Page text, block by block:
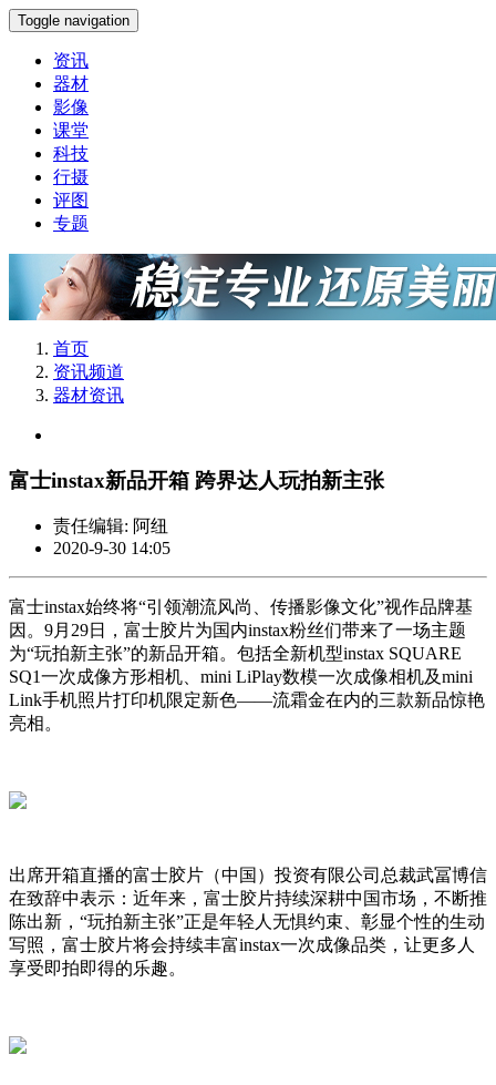
Toggle navigation
资讯
器材
影像
课堂
科技
行摄
评图
专题
首页
资讯频道
器材资讯
富士instax新品开箱 跨界达人玩拍新主张
责任编辑: 阿纽
2020-9-30 14:05
富士instax始终将“引领潮流风尚、传播影像文化”视作品牌基
因。9月29日，富士胶片为国内instax粉丝们带来了一场主题
为“玩拍新主张”的新品开箱。包括全新机型instax SQUARE
SQ1一次成像方形相机、mini LiPlay数模一次成像相机及mini
Link手机照片打印机限定新色——流霜金在内的三款新品惊艳
亮相。
出席开箱直播的富士胶片（中国）投资有限公司总裁武冨博信
在致辞中表示：近年来，富士胶片持续深耕中国市场，不断推
陈出新，“玩拍新主张”正是年轻人无惧约束、彰显个性的生动
写照，富士胶片将会持续丰富instax一次成像品类，让更多人
享受即拍即得的乐趣。